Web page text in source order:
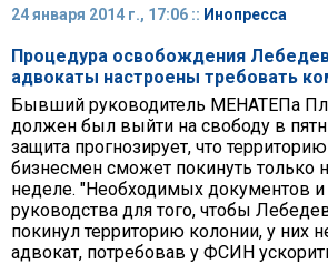
24 января 2014 г., 17:06 :: Инопресса
Процедура освобождения
адвокаты настроены требовать
Бывший руководитель МЕНАТЕПа
должен был выйти на свободу в
защита прогнозирует, что
бизнесмен сможет покинуть только
неделе. "Необходимых документов и
руководства для того, чтобы
покинул территорию колонии, у них
адвокат, потребовав у ФСИН